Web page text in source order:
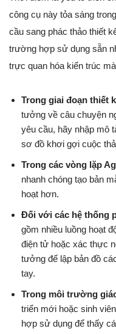
công cụ này tỏa sáng
cầu sang phác thảo thiết
trường hợp sử dụng sẵn
trực quan hóa kiến trúc
Trong giai đoạn thiết
tưởng về câu chuyện
yêu cầu, hãy nhập mô
sơ đồ khơi gợi cuộc
Trong các vòng lặp
nhanh chóng tạo bản
hoạt hơn.
Đối với các hệ thống
gồm nhiều luồng hoạt
điện tử hoặc xác thực
tưởng để lập bản đồ
tay.
Trong môi trường
triển mới hoặc sinh
hợp sử dụng để thấy